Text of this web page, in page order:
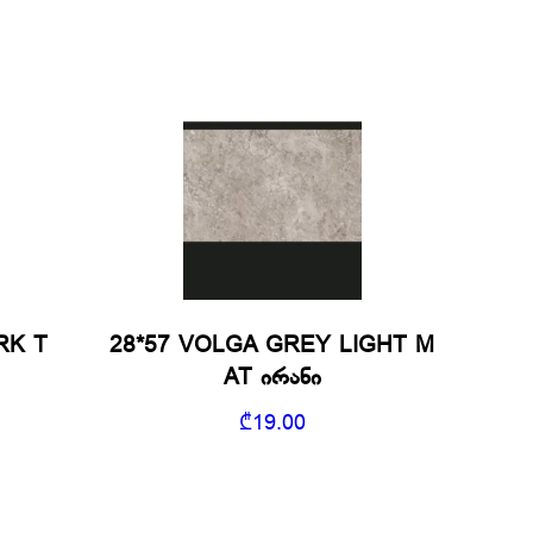
T
28*57 VOLGA GREY LIGHT M
AT ირანი
₾19.00